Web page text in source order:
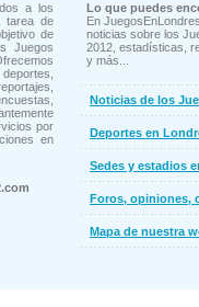
a los
tarea de
de
Juegos
por
en
Lo que puedes
En
noticias sobre los
2012, estadísticas,
y más...
Noticias de los
Deportes en
Sedes y estadios
Foros, opiniones,
Mapa de nuestra